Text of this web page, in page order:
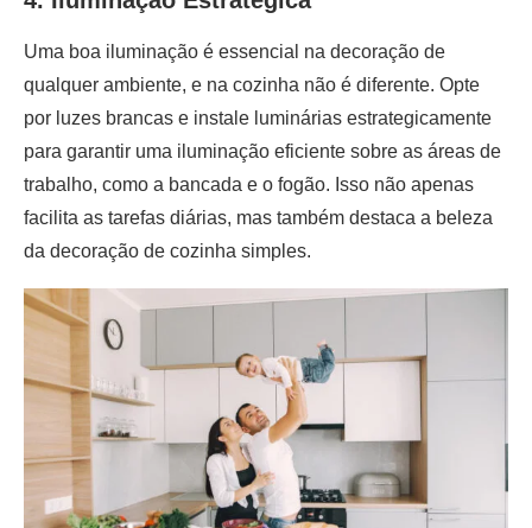
Uma boa iluminação é essencial na decoração de
qualquer ambiente, e na cozinha não é diferente. Opte
por luzes brancas e instale luminárias estrategicamente
para garantir uma iluminação eficiente sobre as áreas de
trabalho, como a bancada e o fogão. Isso não apenas
facilita as tarefas diárias, mas também destaca a beleza
da decoração de cozinha simples.